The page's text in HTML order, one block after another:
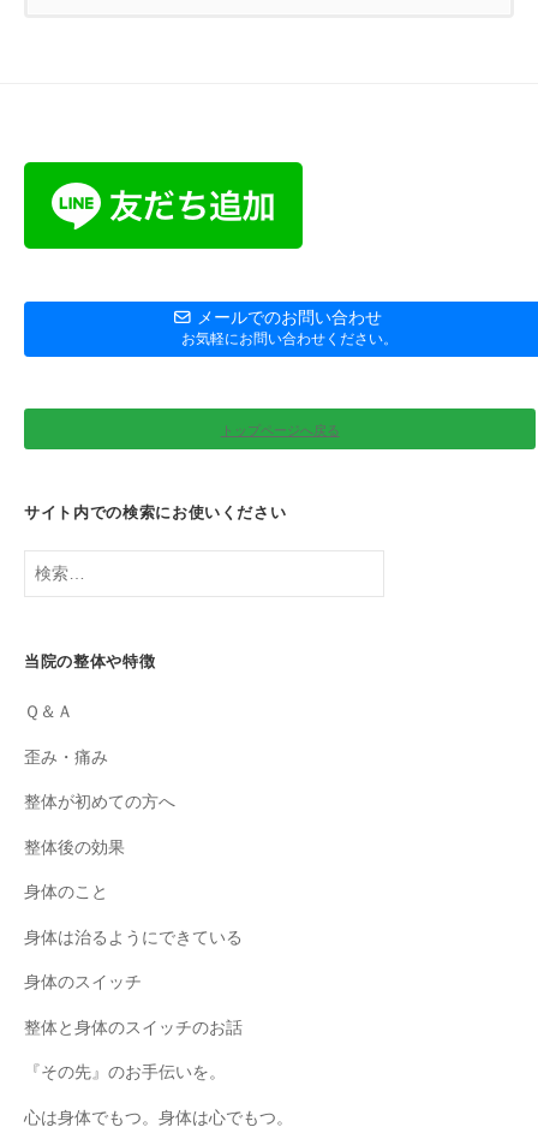
メールでのお問い合わせ
お気軽にお問い合わせください。
トップページへ戻る
サイト内での検索にお使いください
検
当院の整体や特徴
Ｑ＆Ａ
歪み・痛み
整体が初めての方へ
整体後の効果
身体のこと
身体は治るようにできている
身体のスイッチ
整体と身体のスイッチのお話
『その先』のお手伝いを。
心は身体でもつ。身体は心でもつ。